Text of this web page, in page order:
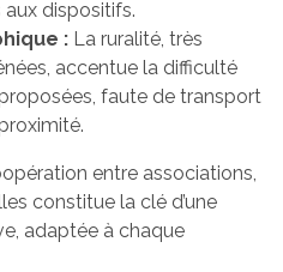
aux dispositifs.
: La ruralité, très
accentue la difficulté
faute de transport
entre associations,
constitue la clé d’une
adaptée à chaque